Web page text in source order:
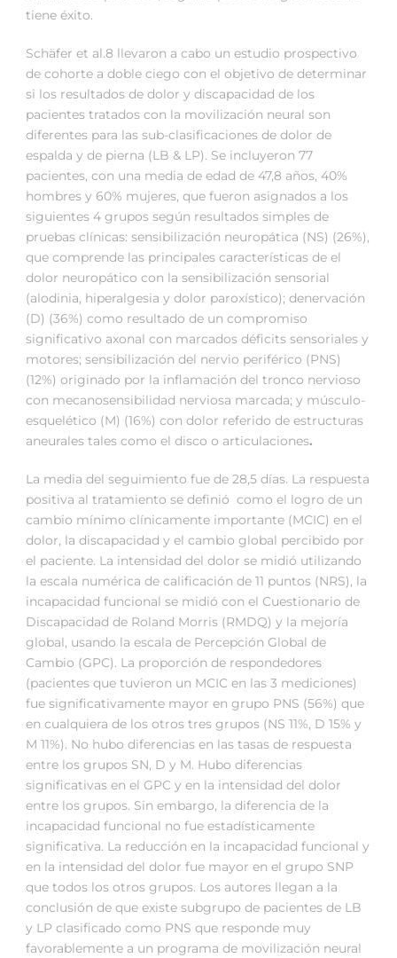
tiene éxito.
Schäfer et al.8 llevaron a cabo un estudio prospectivo
de cohorte a doble ciego con el objetivo de determinar
si los resultados de dolor y discapacidad de los
pacientes tratados con la movilización neural son
diferentes para las sub-clasificaciones de dolor de
espalda y de pierna (LB & LP). Se incluyeron 77
pacientes, con una media de edad de 47,8 años, 40%
hombres y 60% mujeres, que fueron asignados a los
siguientes 4 grupos según resultados simples de
pruebas clínicas: sensibilización neuropática (NS) (26%),
que comprende las principales características de el
dolor neuropático con la sensibilización sensorial
(alodinia, hiperalgesia y dolor paroxístico); denervación
(D) (36%) como resultado de un compromiso
significativo axonal con marcados déficits sensoriales y
motores; sensibilización del nervio periférico (PNS)
(12%) originado por la inflamación del tronco nervioso
con mecanosensibilidad nerviosa marcada; y músculo-
esquelético (M) (16%) con dolor referido de estructuras
aneurales tales como el disco o articulaciones.
La media del seguimiento fue de 28,5 días. La respuesta
positiva al tratamiento se definió como el logro de un
cambio mínimo clínicamente importante (MCIC) en el
dolor, la discapacidad y el cambio global percibido por
el paciente. La intensidad del dolor se midió utilizando
la escala numérica de calificación de 11 puntos (NRS), la
incapacidad funcional se midió con el Cuestionario de
Discapacidad de Roland Morris (RMDQ) y la mejoría
global, usando la escala de Percepción Global de
Cambio (GPC). La proporción de respondedores
(pacientes que tuvieron un MCIC en las 3 mediciones)
fue significativamente mayor en grupo PNS (56%) que
en cualquiera de los otros tres grupos (NS 11%, D 15% y
M 11%). No hubo diferencias en las tasas de respuesta
entre los grupos SN, D y M. Hubo diferencias
significativas en el GPC y en la intensidad del dolor
entre los grupos. Sin embargo, la diferencia de la
incapacidad funcional no fue estadísticamente
significativa. La reducción en la incapacidad funcional y
en la intensidad del dolor fue mayor en el grupo SNP
que todos los otros grupos. Los autores llegan a la
conclusión de que existe subgrupo de pacientes de LB
y LP clasificado como PNS que responde muy
favorablemente a un programa de movilización neural